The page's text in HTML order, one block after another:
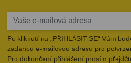
Po kliknutí na „PŘIHLÁSIT SE“ Vám
zadanou e-mailovou adresu pro
Pro dokončení přihlášení prosím